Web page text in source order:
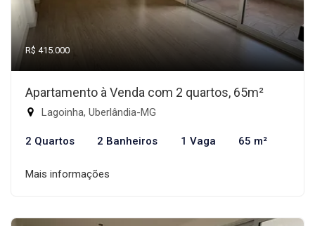
R$ 415.000
Apartamento à Venda com 2 quartos, 65m²
Lagoinha, Uberlândia-MG
2 Quartos 2 Banheiros 1 Vaga 65 m²
Mais informações